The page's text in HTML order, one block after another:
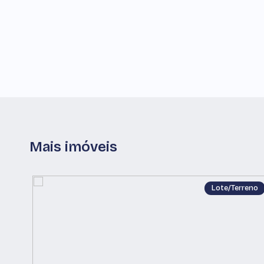
Mais imóveis
Lote/Terreno